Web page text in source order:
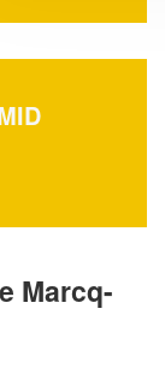
Marcq-